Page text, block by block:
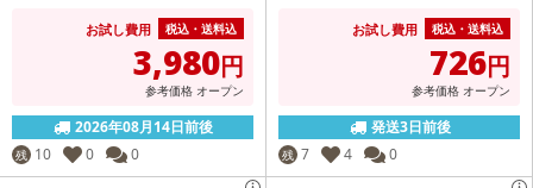
お試し費用 税込・送料込
3,980円
参考価格 オープン
2026年08月14日前後
残 10 0 0
お試し費用 税込・送料込
726円
参考価格 オープン
発送3日前後
残 7 4 0